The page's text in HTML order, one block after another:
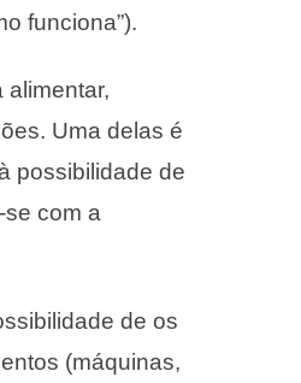
funciona”).
Uma delas é
possibilidade de
com a
de os
(máquinas,